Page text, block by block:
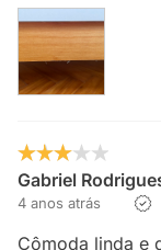
Gabriel
4 anos atrás
Cômoda linda e